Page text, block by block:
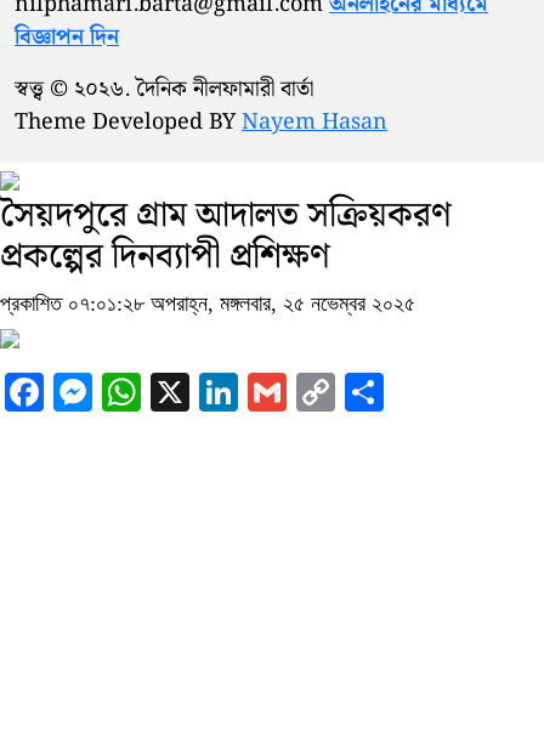
বিজ্ঞাপন দিন
স্বত্ত্ব © ২০২৬. দৈনিক নীলফামারী বার্তা
Theme Developed BYNayem Hasan
সৈয়দপুরে গ্রাম আদালত সক্রিয়করণ
প্রকল্পের দিনব্যাপী প্রশিক্ষণ
প্রকাশিত ০৭:০১:২৮ অপরাহ্ন, মঙ্গলবার, ২৫ নভেম্বর ২০২৫
Facebook
Messenger
WhatsApp
X LinkedIn
GmailCopy